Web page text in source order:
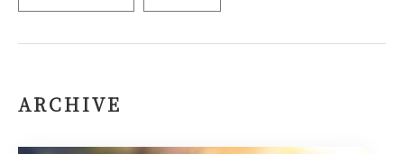
ARCHIVE